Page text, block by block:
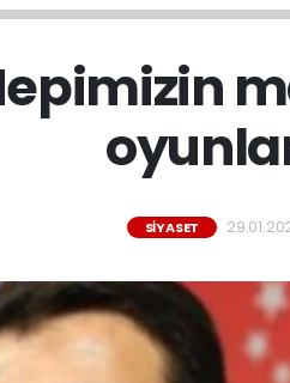
SIYASET